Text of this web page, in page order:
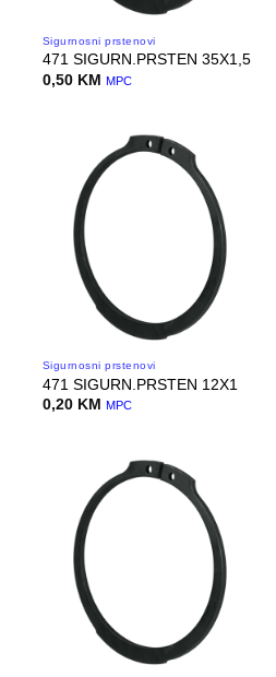
Sigurnosni prstenovi
471 SIGURN.PRSTEN 35X1,5
0,50 KM MPC
Sigurnosni prstenovi
471 SIGURN.PRSTEN 12X1
0,20 KM MPC